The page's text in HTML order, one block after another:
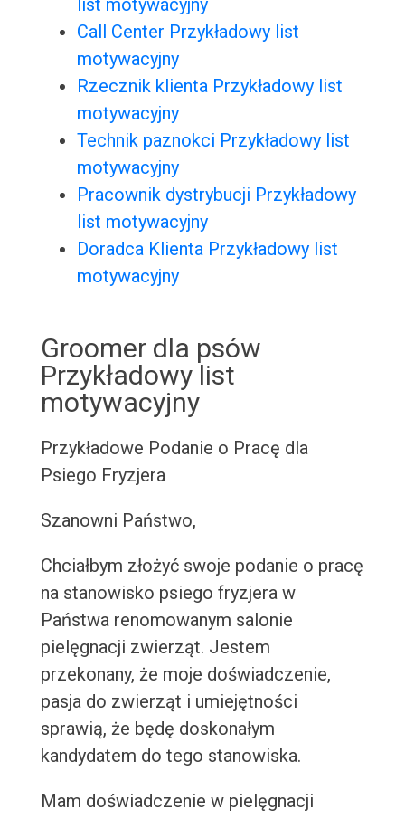
list motywacyjny
Call Center Przykładowy list
motywacyjny
Rzecznik klienta Przykładowy list
motywacyjny
Technik paznokci Przykładowy list
motywacyjny
Pracownik dystrybucji Przykładowy
list motywacyjny
Doradca Klienta Przykładowy list
motywacyjny
Groomer dla psów
Przykładowy list
motywacyjny
Przykładowe Podanie o Pracę dla
Psiego Fryzjera
Szanowni Państwo,
Chciałbym złożyć swoje podanie o pracę
na stanowisko psiego fryzjera w
Państwa renomowanym salonie
pielęgnacji zwierząt. Jestem
przekonany, że moje doświadczenie,
pasja do zwierząt i umiejętności
sprawią, że będę doskonałym
kandydatem do tego stanowiska.
Mam doświadczenie w pielęgnacji